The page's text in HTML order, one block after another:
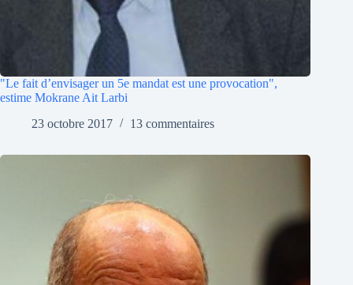
"Le fait d’envisager un 5e mandat est une provocation",
estime Mokrane Ait Larbi
23 octobre 2017
13 commentaires